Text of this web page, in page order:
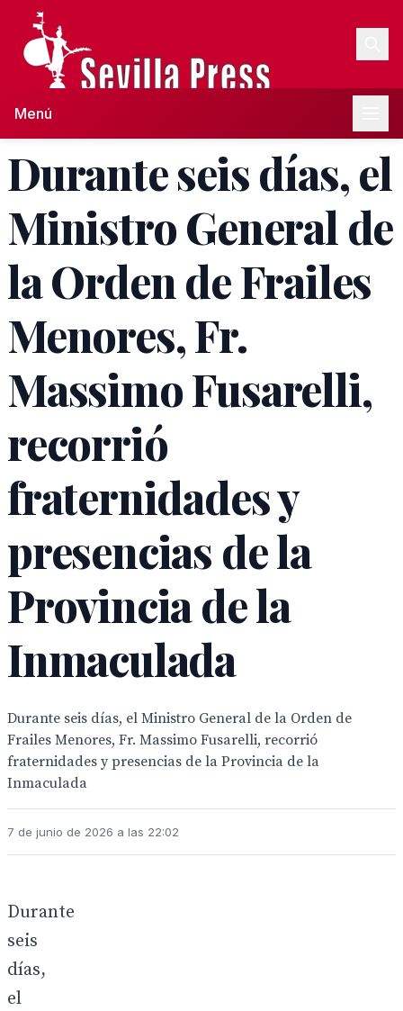
Menú
Durante seis días, el
Ministro General de
la Orden de Frailes
Menores, Fr.
Massimo Fusarelli,
recorrió
fraternidades y
presencias de la
Provincia de la
Inmaculada
Durante seis días, el Ministro General de la Orden de
Frailes Menores, Fr. Massimo Fusarelli, recorrió
fraternidades y presencias de la Provincia de la
Inmaculada
7 de junio de 2026 a las 22:02
Durante
seis
días,
el